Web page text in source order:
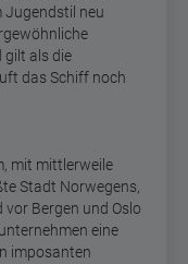
Jugendstil neu
gilt als die
das Schiff noch
mit mittlerweile
Stadt Norwegens,
Bergen und Oslo
eine
imposanten